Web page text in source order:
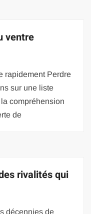
ventre
rapidement Perdre
sur une liste
compréhension
de
rivalités qui
décennies de